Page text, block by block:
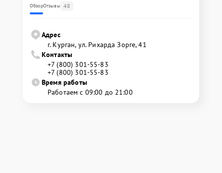
ОбзорОтзывы 48
Адрес
г. Курган, ул. Рихарда Зорге, 41
Контакты
+7 (800) 301-55-83
+7 (800) 301-55-83
Время работы
Работаем с 09:00 до 21:00